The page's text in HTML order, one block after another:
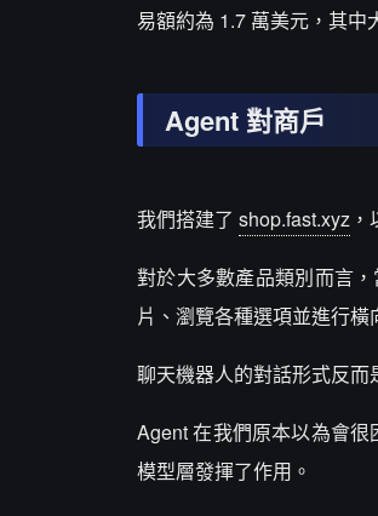
易額約為 1.7 萬美元，其中
Agent 對商戶
我們搭建了shop.fast.xyz
對於大多數產品類別而言
片、瀏覽各種選項並進行橫
聊天機器人的對話形式反
Agent 在我們原本以為會
模型層發揮了作用。